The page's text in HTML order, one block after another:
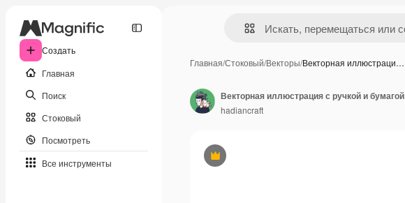
Создать
Главная
Поиск
Стоковый
Посмотреть
Все инструменты
Главная/Стоковый/Векторы/Векторная иллюстраци…
Премиум
Векторная иллюстрация с ручкой и бумагой
hadiancraft